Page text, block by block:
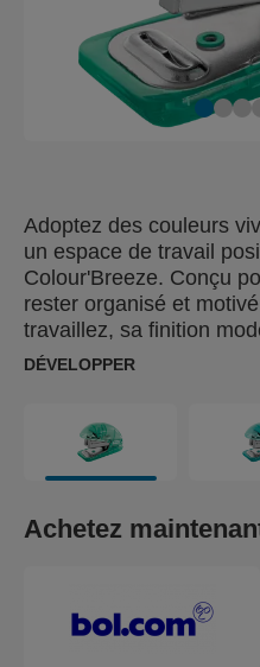
Adoptez des couleurs
un espace de travail
Colour'Breeze. Conçu
rester organisé et
travaillez, sa finition
relaxantes vous feront
10 feuilles (80grs).
standard 24/6 et 26/6,
avec précision et sans
intégré vous permet de
Compacte et portable,
couleurs vibrantes avec
au design en relief
DÉVELOPPER
Achetez